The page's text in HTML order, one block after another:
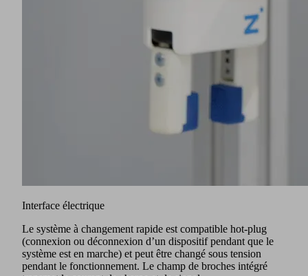
Interface électrique
Le système à changement rapide est compatible hot-plug
(connexion ou déconnexion d’un dispositif pendant que le
système est en marche) et peut être changé sous tension
pendant le fonctionnement. Le champ de broches intégré